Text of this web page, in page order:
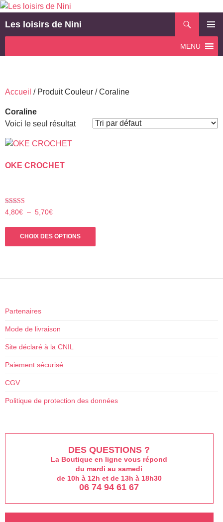
Aller
contenu
Les loisirs de Nini
MENU
MENU
Accueil / Produit Couleur / Coraline
Coraline
Voici le seul résultat
OKE CROCHET
Note
5.00
4,80€ – 5,70€Plage
CHOIX DES OPTIONS
Ce
être
la
produit
Partenaires
Mode de livraison
Site déclaré à la CNIL
Paiement sécurisé
CGV
Politique de protection des données
DES QUESTIONS ?
La Boutique en ligne vous répond
du mardi au samedi
de 10h à 12h et de 13h à 18h30
06 74 94 61 67